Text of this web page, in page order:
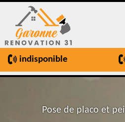
indisponible
Pose de placo et